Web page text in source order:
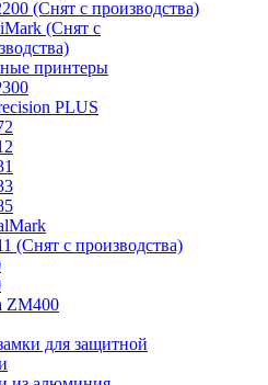
(Снят с производства)
(Снят с
принтеры
PLUS
(Снят с производства)
ZM400
для защитной